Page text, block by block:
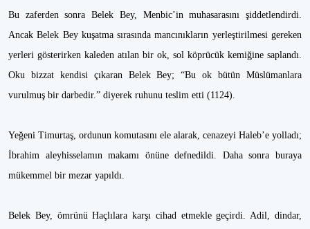
Bu zaferden sonra Belek Bey, Menbic’in muhasarasını şiddetlendirdi.
Ancak Belek Bey kuşatma sırasında mancınıkların yerleştirilmesi gereken
yerleri gösterirken kaleden atılan bir ok, sol köprücük kemiğine saplandı.
Oku bizzat kendisi çıkaran Belek Bey; “Bu ok bütün Müslümanlara
vurulmuş bir darbedir.” diyerek ruhunu teslim etti (1124).
Yeğeni Timurtaş, ordunun komutasını ele alarak, cenazeyi Haleb’e yolladı;
İbrahim aleyhisselamın makamı önüne defnedildi. Daha sonra buraya
mükemmel bir mezar yapıldı.
Belek Bey, ömrünü Haçlılara karşı cihad etmekle geçirdi. Adil, dindar,